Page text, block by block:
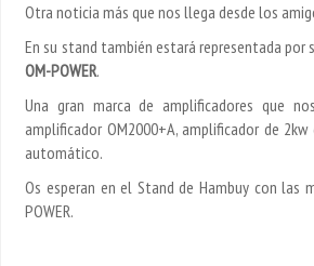
Otra noticia más que nos llega desde los
En su stand también estará representada por
OM-POWER.
Una gran marca de amplificadores que
amplificador OM2000+A, amplificador de
automático.
Os esperan en el Stand de Hambuy con las
POWER.